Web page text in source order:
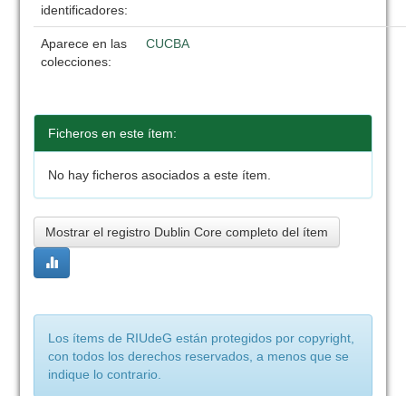
identificadores:
Aparece en las
colecciones:
CUCBA
Ficheros en este ítem:
No hay ficheros asociados a este ítem.
Mostrar el registro Dublin Core completo del ítem
Los ítems de RIUdeG están protegidos por copyright,
con todos los derechos reservados, a menos que se
indique lo contrario.